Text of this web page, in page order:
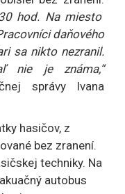
hod. Na miesto
daňového
sa nikto nezranil.
nie je známa,“
správy Ivana
hasičov, z
bez zranení.
techniky. Na
autobus